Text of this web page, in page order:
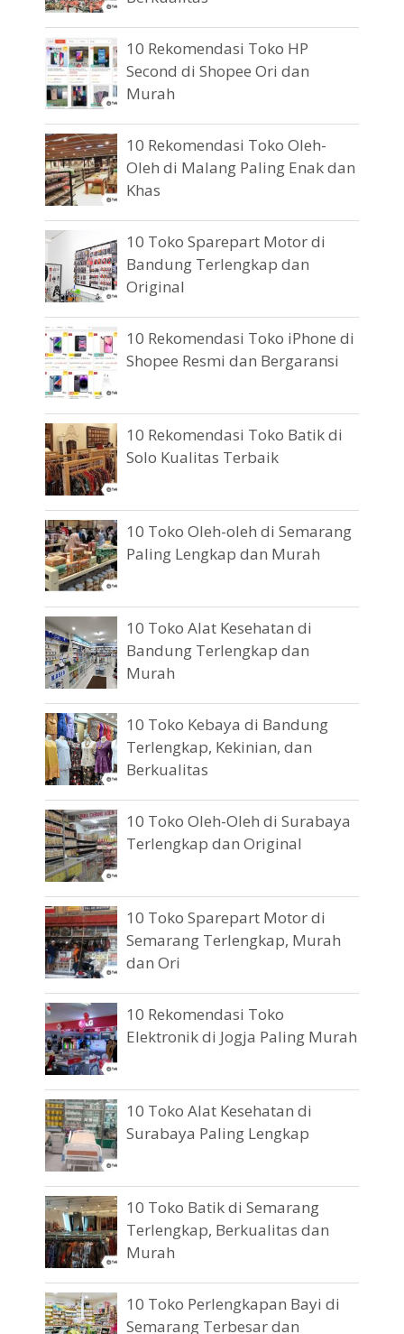
10 Rekomendasi Toko HP
Second di Shopee Ori dan
Murah
10 Rekomendasi Toko Oleh-
Oleh di Malang Paling Enak dan
Khas
10 Toko Sparepart Motor di
Bandung Terlengkap dan
Original
10 Rekomendasi Toko iPhone di
Shopee Resmi dan Bergaransi
10 Rekomendasi Toko Batik di
Solo Kualitas Terbaik
10 Toko Oleh-oleh di Semarang
Paling Lengkap dan Murah
10 Toko Alat Kesehatan di
Bandung Terlengkap dan
Murah
10 Toko Kebaya di Bandung
Terlengkap, Kekinian, dan
Berkualitas
10 Toko Oleh-Oleh di Surabaya
Terlengkap dan Original
10 Toko Sparepart Motor di
Semarang Terlengkap, Murah
dan Ori
10 Rekomendasi Toko
Elektronik di Jogja Paling Murah
10 Toko Alat Kesehatan di
Surabaya Paling Lengkap
10 Toko Batik di Semarang
Terlengkap, Berkualitas dan
Murah
10 Toko Perlengkapan Bayi di
Semarang Terbesar dan